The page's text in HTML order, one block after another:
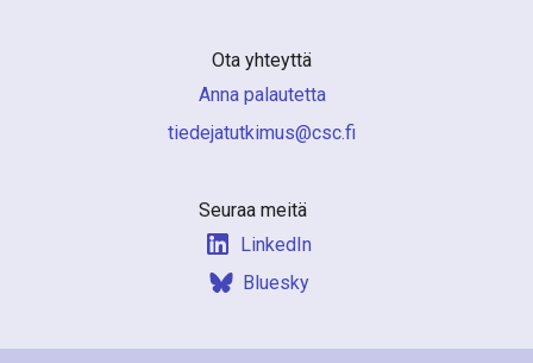
Ota yhteyttä
Anna palautetta
if.csc@sumiktutajedeit
Seuraa meitä
LinkedIn
Bluesky